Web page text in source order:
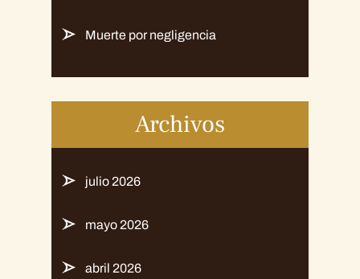
Muerte por negligencia
Archivos
julio 2026
mayo 2026
abril 2026